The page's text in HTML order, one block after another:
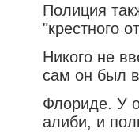
Полиция
"крестного
Никого не
сам он был
Флориде. У
алиби, и